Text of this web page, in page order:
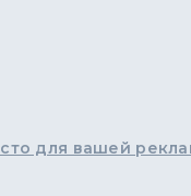
для вашей